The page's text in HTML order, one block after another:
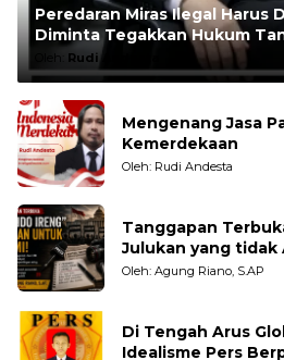
Peredaran Miras Ilegal Harus
Diminta Tegakkan Hukum
Oleh: Rudi Andesta
Mengenang Jasa
Kemerdekaan
Oleh: Rudi Andesta
Tanggapan
Julukan yang tidak Adil untuk Wartawan,
Pengamat dan LSM
Oleh: Agung Riano, S.AP
Di Tengah Arus
Idealisme Pers